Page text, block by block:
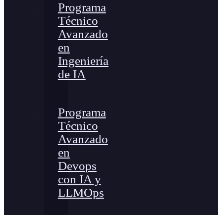
Programa
Técnico
Avanzado
en
Ingeniería
de IA
Programa
Técnico
Avanzado
en
Devops
con IA y
LLMOps